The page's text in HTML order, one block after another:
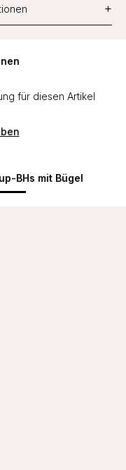
+
für diesen Artikel
BHs mit Bügel